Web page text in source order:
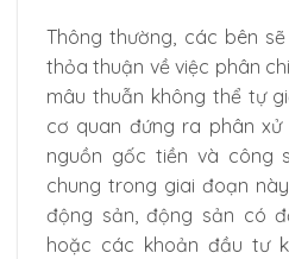
Thông thường, các bên
thỏa thuận về việc phân
mâu thuẫn không thể tự
cơ quan đứng ra phân
nguồn gốc tiền và công
chung trong giai đoạn
động sản, động sản có
hoặc các khoản đầu tư